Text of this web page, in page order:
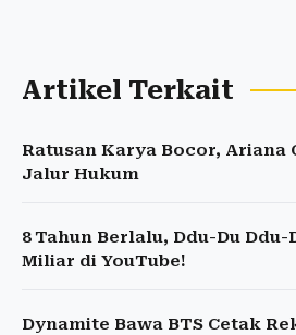
Artikel Terkait
Ratusan Karya Bocor, Ariana
Jalur Hukum
8 Tahun Berlalu, Ddu-Du Ddu-
Miliar di YouTube!
Dynamite Bawa BTS Cetak